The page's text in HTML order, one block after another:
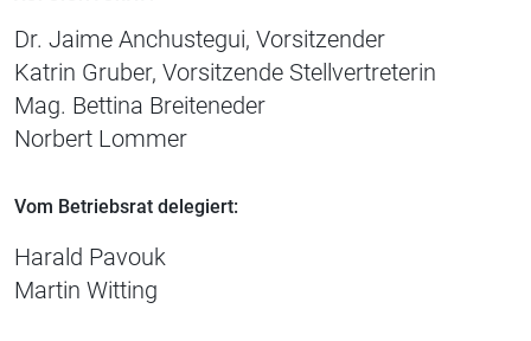
Dr. Jaime Anchustegui, Vorsitzender
Katrin Gruber, Vorsitzende Stellvertreterin
Mag. Bettina Breiteneder
Norbert Lommer
Vom Betriebsrat delegiert:
Harald Pavouk
Martin Witting